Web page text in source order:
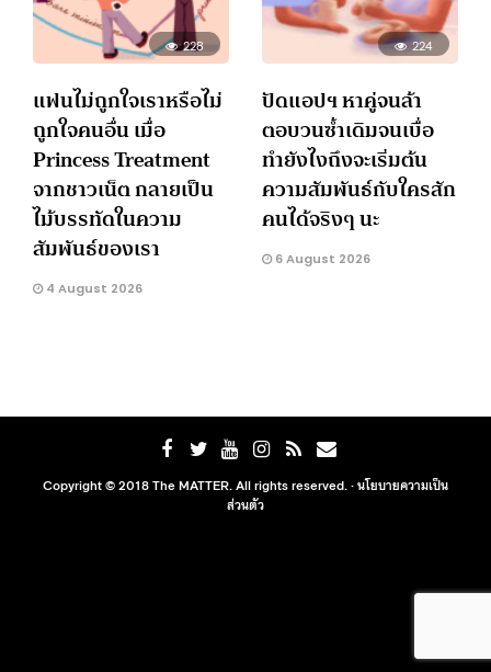
228
แฟนไม่ถูกใจเราหรือไม่
ถูกใจคนอื่น เมื่อ
Princess Treatment
จากชาวเน็ต กลายเป็น
ไม้บรรทัดในความ
สัมพันธ์ของเรา
4 August 2026
224
ปัดแอปฯ หาคู่จนล้า
ตอบวนซ้ำเดิมจนเบื่อ
ทำยังไงถึงจะเริ่มต้น
ความสัมพันธ์กับใครสัก
คนได้จริงๆ นะ
6 August 2026
Copyright © 2018 The MATTER. All rights reserved. ·นโยบายความเป็น
ส่วนตัว